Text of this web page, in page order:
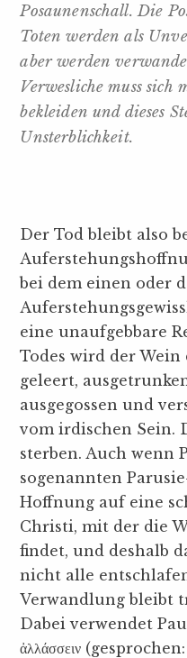
Posaunenschall. Die
Toten werden als
aber werden
Verwesliche muss
bekleiden und dieses
Unsterblichkeit.
Der Tod bleibt also
bei dem einen oder
eine unaufgebbare
Todes wird der Wein
geleert,
ausgegossen und
vom irdischen Sein.
sterben. Auch wenn
sogenannten
Hoffnung auf eine
Christi, mit der die
findet, und deshalb
nicht alle
Verwandlung bleibt
Dabei verwendet
ἀλλάσσειν